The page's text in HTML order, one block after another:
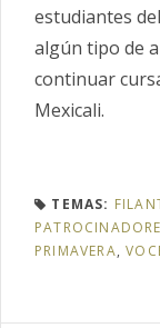
estudiantes
algún tipo de
continuar
Mexicali.
TEMAS:
PRIMAVERA,